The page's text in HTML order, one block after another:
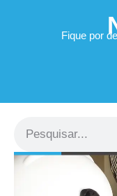
Fique por